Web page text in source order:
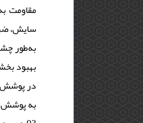
سایش،
بهبود